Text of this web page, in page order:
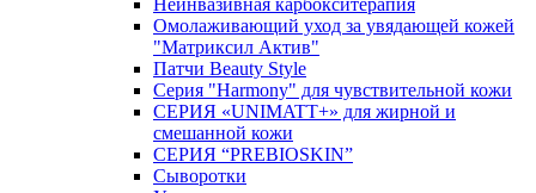
Неинвазивная карбокситерапия
Омолаживающий уход за увядающей кожей
"Матриксил Актив"
Патчи Beauty Style
Серия "Harmony" для чувствительной кожи
СЕРИЯ «UNIMATT+» для жирной и
смешанной кожи
СЕРИЯ “PREBIOSKIN”
Сыворотки